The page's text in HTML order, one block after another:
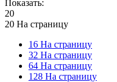
Показать:
20
20 На страницу
16 На страницу
32 На страницу
64 На страницу
128 На страницу